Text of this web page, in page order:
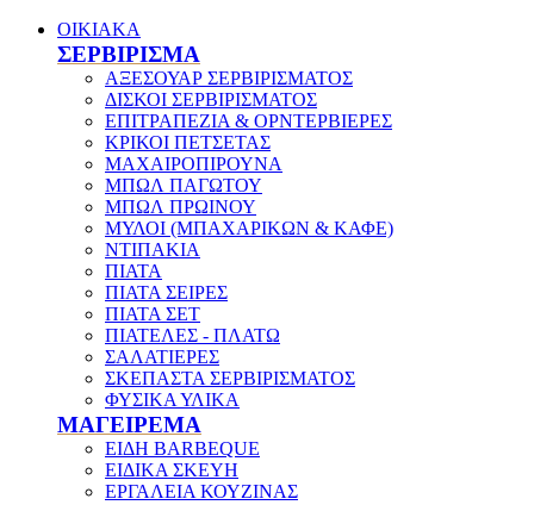
ΟΙΚΙΑΚΑ
ΣΕΡΒΙΡΙΣΜΑ
ΑΞΕΣΟΥΑΡ ΣΕΡΒΙΡΙΣΜΑΤΟΣ
ΔΙΣΚΟΙ ΣΕΡΒΙΡΙΣΜΑΤΟΣ
ΕΠΙΤΡΑΠΕΖΙΑ & ΟΡΝΤΕΡΒΙΕΡΕΣ
ΚΡΙΚΟΙ ΠΕΤΣΕΤΑΣ
ΜΑΧΑΙΡΟΠΙΡΟΥΝΑ
ΜΠΩΛ ΠΑΓΩΤΟΥ
ΜΠΩΛ ΠΡΩΙΝΟΥ
ΜΥΛΟΙ (ΜΠΑΧΑΡΙΚΩΝ & ΚΑΦΕ)
ΝΤΙΠΑΚΙΑ
ΠΙΑΤΑ
ΠΙΑΤΑ ΣΕΙΡΕΣ
ΠΙΑΤΑ ΣΕΤ
ΠΙΑΤΕΛΕΣ - ΠΛΑΤΩ
ΣΑΛΑΤΙΕΡΕΣ
ΣΚΕΠΑΣΤΑ ΣΕΡΒΙΡΙΣΜΑΤΟΣ
ΦΥΣΙΚΑ ΥΛΙΚΑ
ΜΑΓΕΙΡΕΜΑ
ΕΙΔΗ BARBEQUE
ΕΙΔΙΚΑ ΣΚΕΥΗ
ΕΡΓΑΛΕΙΑ ΚΟΥΖΙΝΑΣ